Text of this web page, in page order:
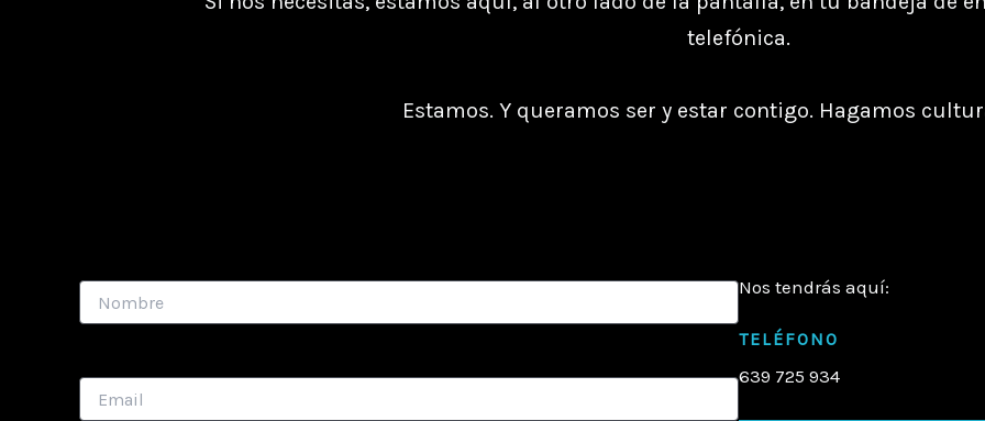
telefónica.
Estamos. Y queramos ser y estar contigo. Hagamos
Nos tendrás aquí:
TELÉFONO
639 725 934